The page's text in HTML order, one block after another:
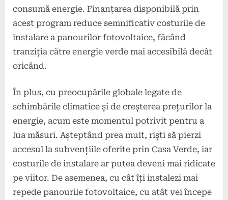
consumă energie. Finanțarea disponibilă prin
acest program reduce semnificativ costurile de
instalare a panourilor fotovoltaice, făcând
tranziția către energie verde mai accesibilă decât
oricând.
În plus, cu preocupările globale legate de
schimbările climatice și de creșterea prețurilor la
energie, acum este momentul potrivit pentru a
lua măsuri. Așteptând prea mult, riști să pierzi
accesul la subvențiile oferite prin Casa Verde, iar
costurile de instalare ar putea deveni mai ridicate
pe viitor. De asemenea, cu cât îți instalezi mai
repede panourile fotovoltaice, cu atât vei începe